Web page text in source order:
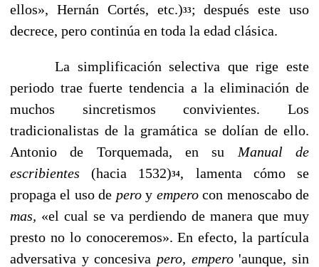
ellos», Hernán Cortés, etc.)33; después este uso
decrece, pero con­tinúa en toda la edad clásica.
La simplificación selectiva que rige este
periodo trae fuer­te tendencia a la eliminación de
muchos sincretismos con­vivientes. Los
tradicionalistas de la gramática se dolían de ello.
Antonio de Torquemada, en su Manual de
escribientes(hacia 1532)34, lamenta cómo se
propaga el uso de peroy emperocon menoscabo de
mas, «el cual se va perdiendo de manera que muy
presto no lo conoceremos». En efecto, la partícula
adversativa y concesiva pero, empero'aunque, sin